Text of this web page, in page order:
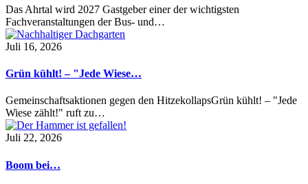
Das Ahrtal wird 2027 Gastgeber einer der wichtigsten
Fachveranstaltungen der Bus- und…
Juli 16, 2026
Grün kühlt! – "Jede Wiese…
Gemeinschaftsaktionen gegen den HitzekollapsGrün kühlt! – "Jede
Wiese zählt!" ruft zu…
Juli 22, 2026
Boom bei…